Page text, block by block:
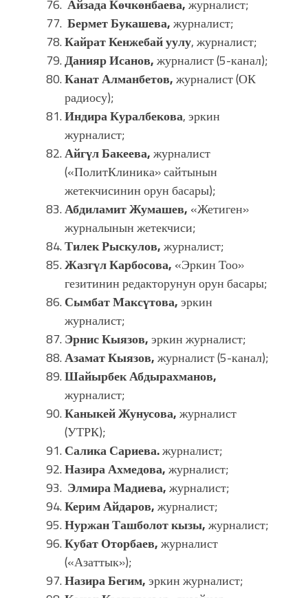
Айзада Көчкөнбаева,журналист;
Бермет Букашева,журналист;
Кайрат Кенжебай уулу, журналист;
Данияр Исанов,журналист (5-канал);
Канат Алманбетов,журналист (ОК
радиосу);
Индира Куралбекова, эркин
журналист;
Айгүл Бакеева,журналист
(«ПолитКлиника» сайтынын
жетекчисинин орун басары);
Абдиламит Жумашев, «Жетиген»
журналынын жетекчиси;
Тилек Рыскулов,журналист;
Жазгүл Карбосова, «Эркин Тоо»
гезитинин редакторунун орун басары;
Сымбат Максүтова,эркин
журналист;
Эрнис Кыязов,эркин журналист;
Азамат Кыязов,журналист (5-канал);
Шайырбек Абдырахманов,
журналист;
Каныкей Жунусова,журналист
(УТРК);
Салика Сариева.журналист;
Назира Ахмедова,журналист;
Элмира Мадиева,журналист;
Керим Айдаров,журналист;
Нуржан Ташболот кызы,журналист;
Кубат Оторбаев,журналист
(«Азаттык»);
Назира Бегим,эркин журналист;